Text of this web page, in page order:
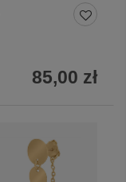
85,00 zł